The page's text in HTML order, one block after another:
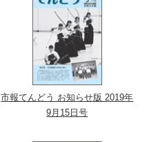
市報てんどう お知らせ版 2019年
9月15日号